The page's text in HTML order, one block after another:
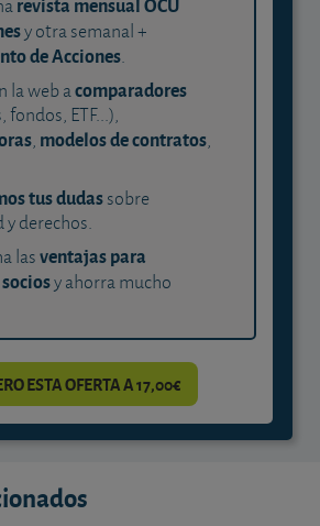
y otra semanal +
de Acciones.
la web acomparadores
fondos, ETF...),
, modelos de contratos,
tus dudassobre
y derechos.
lasventajas para
y ahorra mucho
ESTA OFERTA A 17,00€